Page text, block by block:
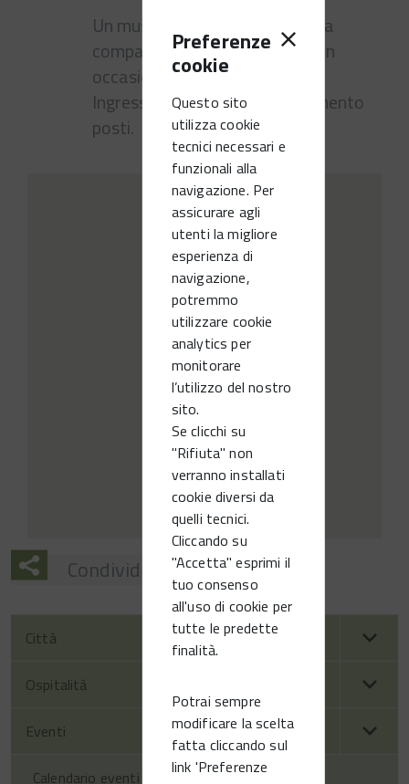
Preferenze
cookie
Questo sito
utilizza cookie
tecnici necessari e
funzionali alla
navigazione. Per
assicurare agli
utenti la migliore
esperienza di
navigazione,
potremmo
utilizzare cookie
analytics per
monitorare
l’utilizzo del nostro
sito.
Se clicchi su
"Rifiuta" non
verranno installati
cookie diversi da
quelli tecnici.
Cliccando su
"Accetta" esprimi il
tuo consenso
all'uso di cookie per
tutte le predette
finalità.
Potrai sempre
modificare la scelta
fatta cliccando sul
link 'Preferenze
Un musical, autoprodotto dalla
compagnia, sulla vita di Gesu' in
occasione della Pasqua.
Ingresso libero fino ad esaurimento
posti.
Condividi
Città
Ospitalità
Eventi
Calendario eventi territorio